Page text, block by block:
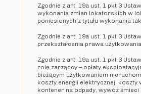
Zgodnie z art. 19a ust. 1 pkt 3
wykonania zmian lokatorskich w
poniesionych z tytułu wykonania
Zgodnie z art. 19a ust. 1 pkt 3
przekształcenia prawa
Zgodnie z art. 19a ust. 1 pkt 3
rolę zarządcy – opłaty
bieżącym użytkowaniem
koszty energii elektrycznej, koszty
kontener na odpady, wywóz śmieci